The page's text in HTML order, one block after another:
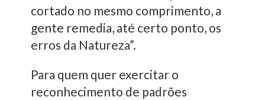
cortado no mesmo comprimento, a
gente remedia, até certo ponto, os
erros da Natureza”.
Para quem quer exercitar o
reconhecimento de padrões